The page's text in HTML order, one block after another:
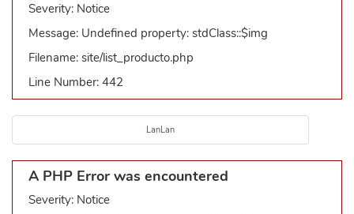
Severity: Notice
Message: Undefined property: stdClass::$img
Filename: site/list_producto.php
Line Number: 442
LanLan
A PHP Error was encountered
Severity: Notice